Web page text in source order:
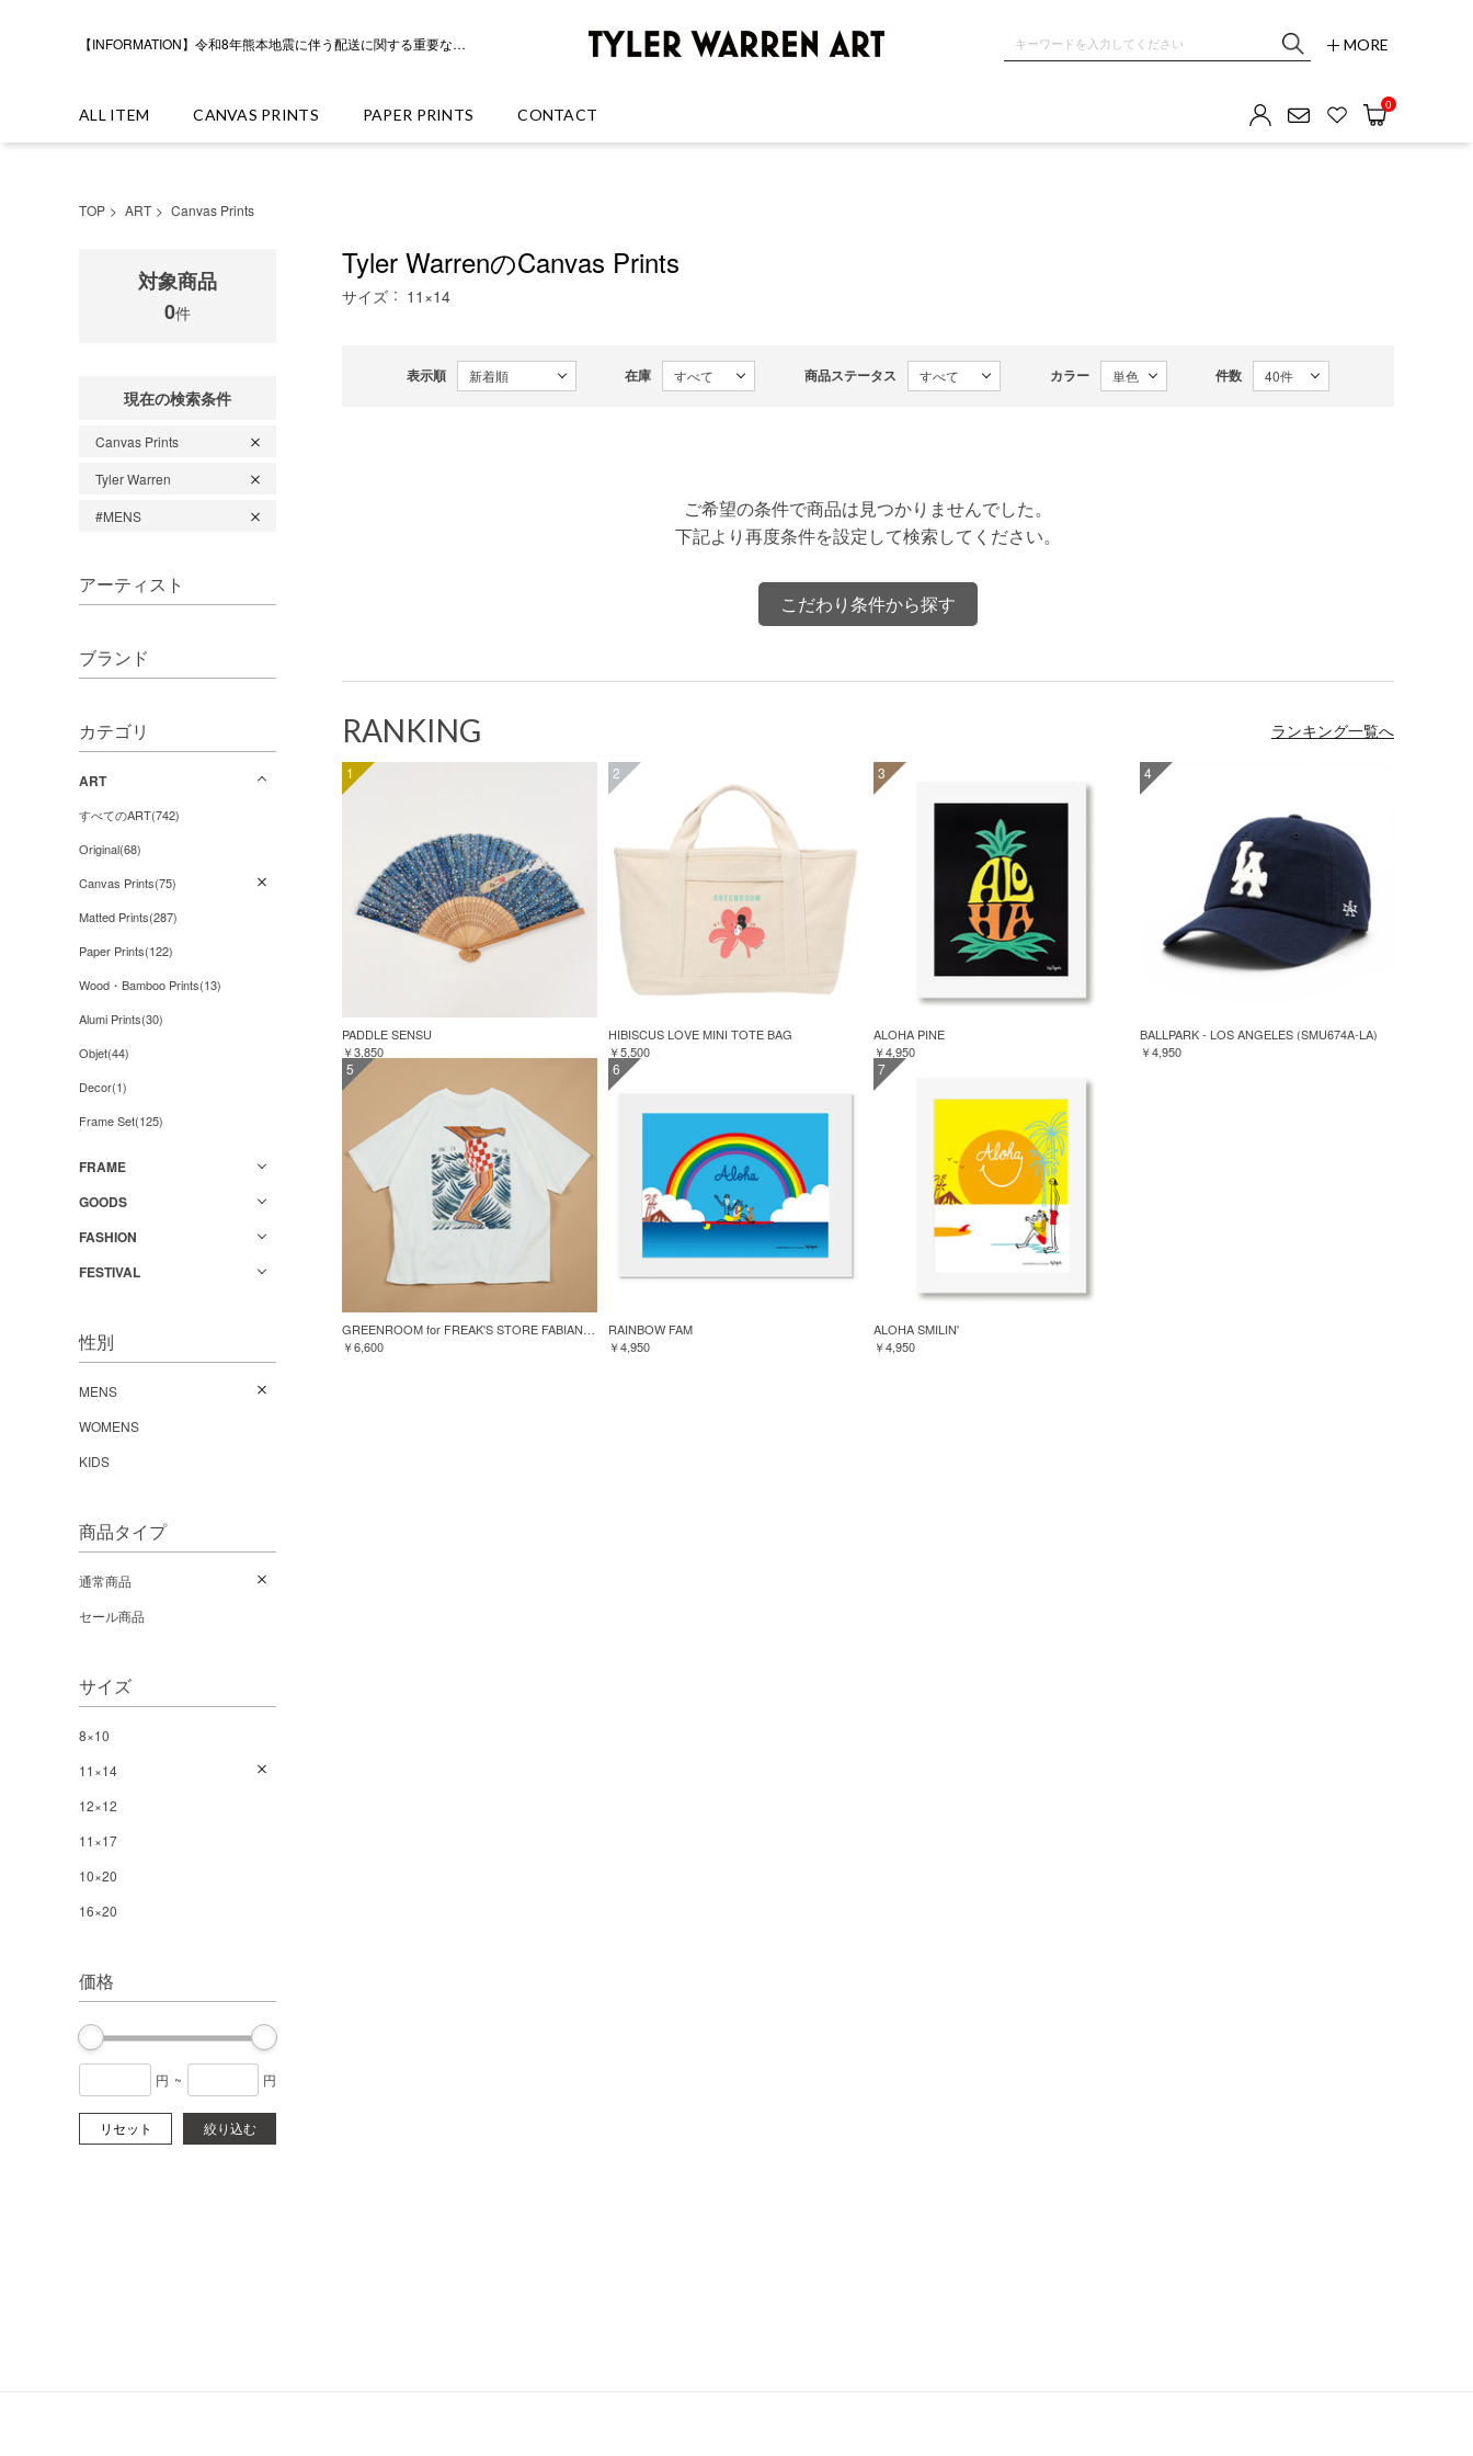
【INFORMATION】令和8年熊本地震に伴う配送に関する重要なお知らせ GREENROOM GALLERY MORE
ALL ITEM CANVAS PRINTS PAPER PRINTS CONTACT
0
TOP ART Canvas Prints
対象商品
0件
現在の検索条件
Canvas Prints
Tyler Warren
#MENS
アーティスト
ブランド
カテゴリ
ART
すべてのART(742)
Original(68)
Canvas Prints(75)
Matted Prints(287)
Paper Prints(122)
Wood・Bamboo Prints(13)
Alumi Prints(30)
Objet(44)
Decor(1)
Frame Set(125)
FRAME
GOODS
FASHION
FESTIVAL
性別
MENS
WOMENS
KIDS
商品タイプ
通常商品
セール商品
サイズ
8×10
11×14
12×12
11×17
10×20
16×20
価格
円 ~ 円
リセット 絞り込む
Tyler WarrenのCanvas Prints
サイズ 11×14
表示順 在庫 商品ステータス カラー 件数
ご希望の条件で商品は見つかりませんでした。
下記より再度条件を設定して検索してください。
こだわり条件から探す
RANKING ランキング一覧へ
1
PADDLE SENSU
￥3,850
2
HIBISCUS LOVE MINI TOTE BAG
￥5,500
3
ALOHA PINE
￥4,950
4
BALLPARK - LOS ANGELES (SMU674A-LA)
￥4,950
5
GREENROOM for FREAK'S STORE FABIAN LAVATER S/S TEE
￥6,600
6
RAINBOW FAM
￥4,950
7
ALOHA SMILIN'
￥4,950